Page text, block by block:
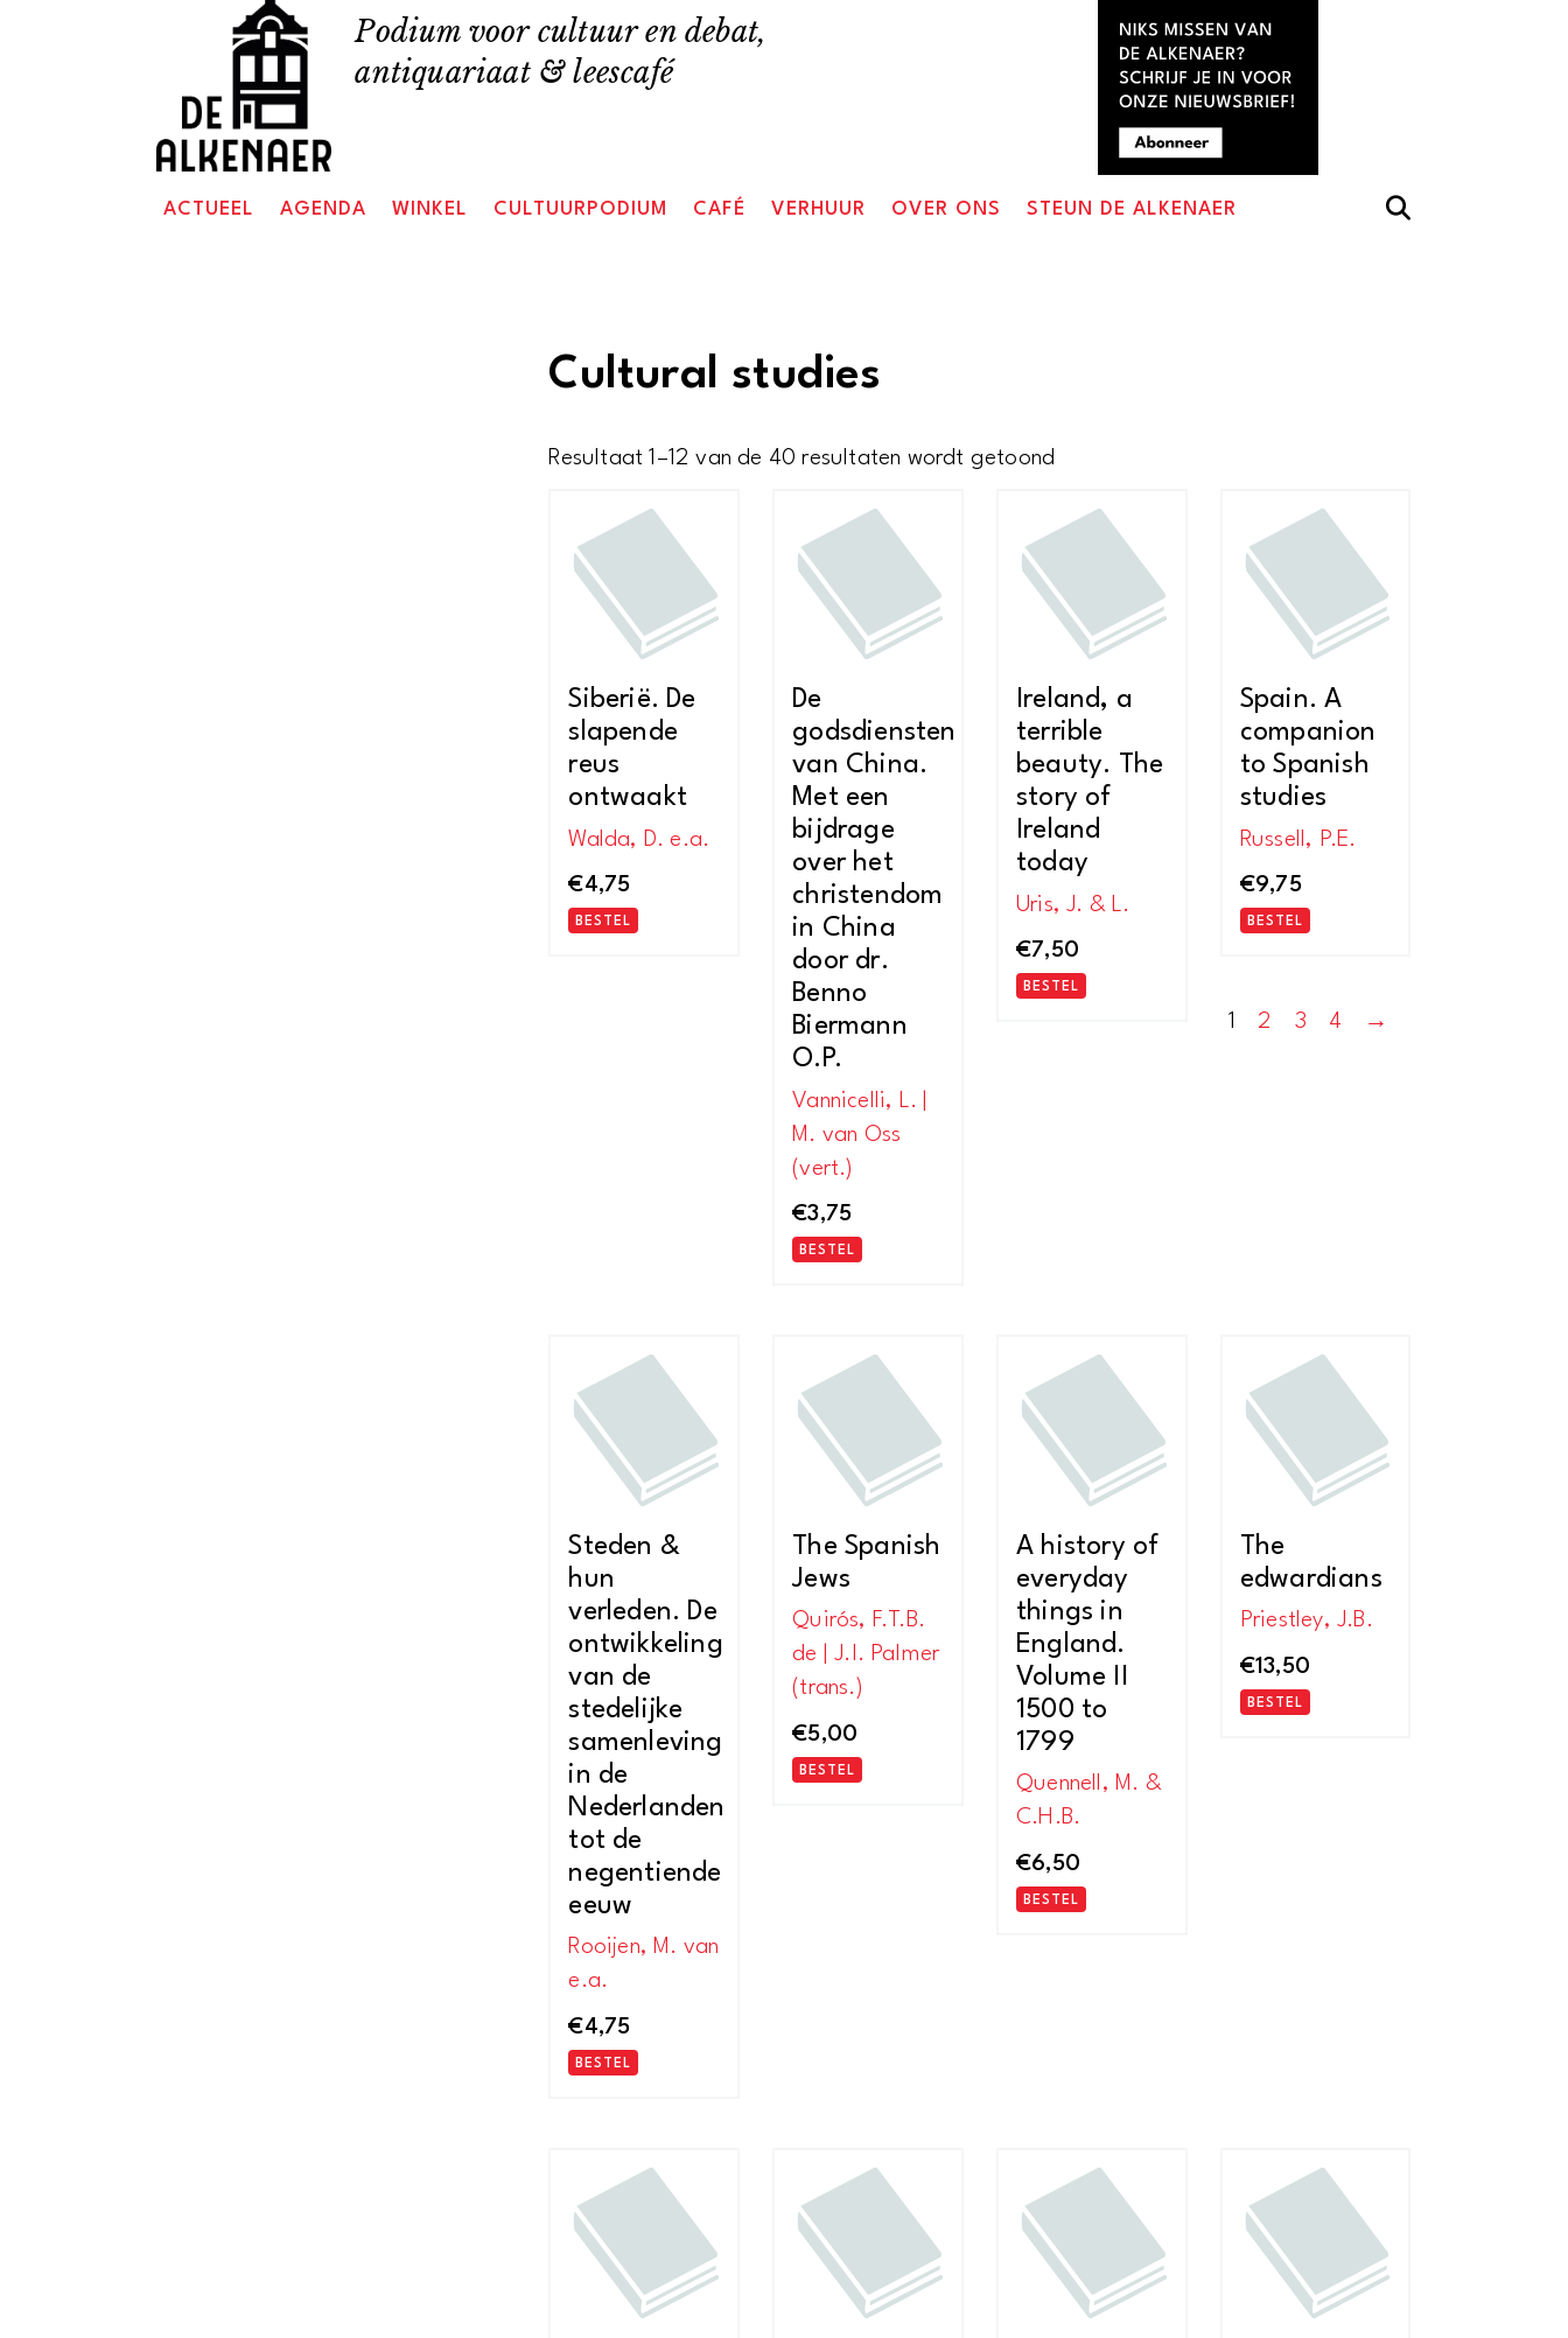
Podium voor cultuur en debat,
antiquariaat & leescafé
ACTUEEL AGENDA WINKEL CULTUURPODIUM CAFÉ VERHUUR OVER ONS STEUN DE ALKENAER
Cultural studies
Resultaat 1–12 van de 40 resultaten wordt getoond
nieuwste
Siberië. De
slapende
reus
ontwaakt
Walda, D. e.a.
€4,75
BESTEL
De
godsdiensten
van China.
Met een
bijdrage
over het
christendom
in China
door dr.
Benno
Biermann
O.P.
Vannicelli, L. |
M. van Oss
(vert.)
€3,75
BESTEL
Ireland, a
terrible
beauty. The
story of
Ireland
today
Uris, J. & L.
€7,50
BESTEL
Spain. A
companion
to Spanish
studies
Russell, P.E.
€9,75
BESTEL
Steden &
hun
verleden. De
ontwikkeling
van de
stedelijke
samenleving
in de
Nederlanden
tot de
negentiende
eeuw
Rooijen, M. van
e.a.
€4,75
BESTEL
The Spanish
Jews
Quirós, F.T.B.
de | J.I. Palmer
(trans.)
€5,00
BESTEL
A history of
everyday
things in
England.
Volume II
1500 to
1799
Quennell, M. &
C.H.B.
€6,50
BESTEL
The
edwardians
Priestley, J.B.
€13,50
BESTEL
1 2 3 4 →